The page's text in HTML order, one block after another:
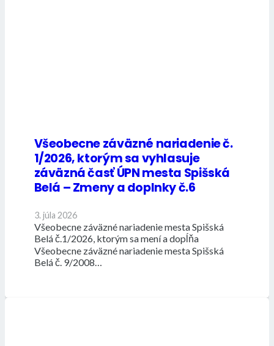
Všeobecne záväzné nariadenie č.
1/2026, ktorým sa vyhlasuje
záväzná časť ÚPN mesta Spišská
Belá – Zmeny a doplnky č.6
3. júla 2026
Všeobecne záväzné nariadenie mesta Spišská
Belá č.1/2026, ktorým sa mení a dopĺňa
Všeobecne záväzné nariadenie mesta Spišská
Belá č. 9/2008…